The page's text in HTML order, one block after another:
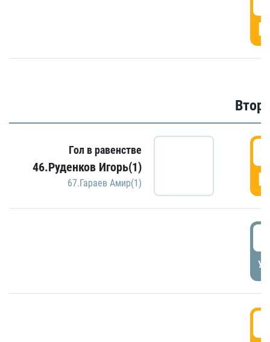
Гол в равенстве
46.Руденков Игорь(1)
67.Гараев Амир(1)